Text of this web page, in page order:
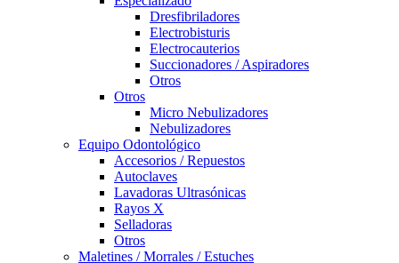
Dresfibriladores
Electrobisturis
Electrocauterios
Succionadores / Aspiradores
Otros
Otros
Micro Nebulizadores
Nebulizadores
Equipo Odontológico
Accesorios / Repuestos
Autoclaves
Lavadoras Ultrasónicas
Rayos X
Selladoras
Otros
Maletines / Morrales / Estuches